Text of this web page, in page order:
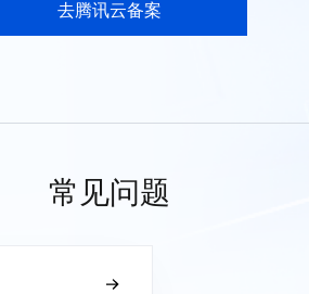
去腾讯云备案
常见问题